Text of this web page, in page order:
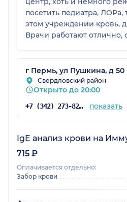
посетить педиатра, ЛОРа,
этом учреждении кровь,
Врачи работают отлично,
отметить то, что там
обстановка, но вот
встречают не так
раньше. Я думаю, что это
потоком клиентов. То
г Пермь, ул Пушкина, д 50
Свердловский район
Открыто до 20:00
+7 (342) 273-82-37 показать
IgE анализ крови на
715 ₽
Оплачивается отдельно:
Забор крови